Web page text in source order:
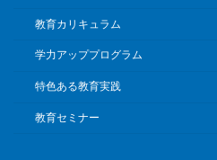
教育カリキュラム
学力アッププログラム
特色ある教育実践
教育セミナー